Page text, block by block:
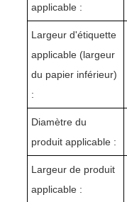
applicable :
Largeur d'étiquette
applicable (largeur
du papier inférieur)
:
Diamètre du
produit applicable :
Largeur de produit
applicable :